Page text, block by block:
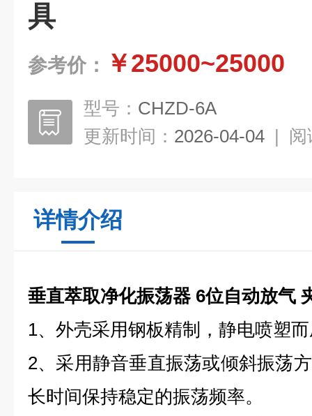
具
参考价： ￥25000~25000
型号： CHZD-6A
更新时间： 2026-04-04 | 阅
详情介绍
垂直萃取净化振荡器 6位自动放气
1、外壳采用钢板精制，静电喷塑
2、采用静音垂直振荡或倾斜振荡
长时间保持稳定的振荡频率。